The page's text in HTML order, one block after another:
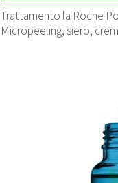
Trattamento la Roche
Micropeeling, siero,